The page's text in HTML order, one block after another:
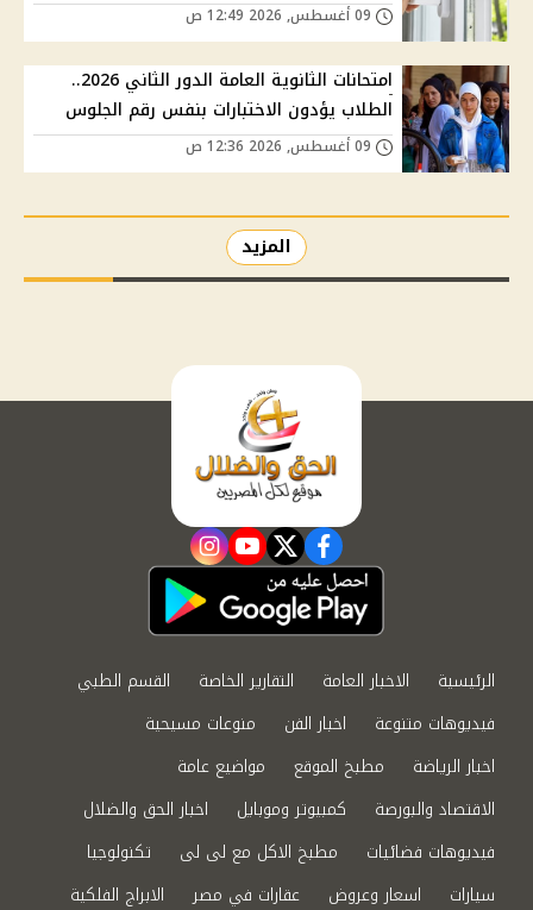
امتحانات الثانوية العامة الدور الثاني 2026..
الطلاب يؤدون الاختبارات بنفس رقم الجلوس
المزيد
facebook
twitter
youtube
instagram
الرئيسية الاخبار العامة التقارير الخاصة
القسم الطبي
فيديوهات متنوعة
اخبار الفن
منوعات مسيحية
اخبار الرياضة
مطبخ الموقع
مواضيع عامة
الاقتصاد والبورصة
كمبيوتر وموبايل
اخبار الحق والضلال
فيديوهات فضائيات
مطبخ الاكل مع لى لى
تكنولوجيا
سيارات
اسعار وعروض عقارات في مصر الابراج الفلكية